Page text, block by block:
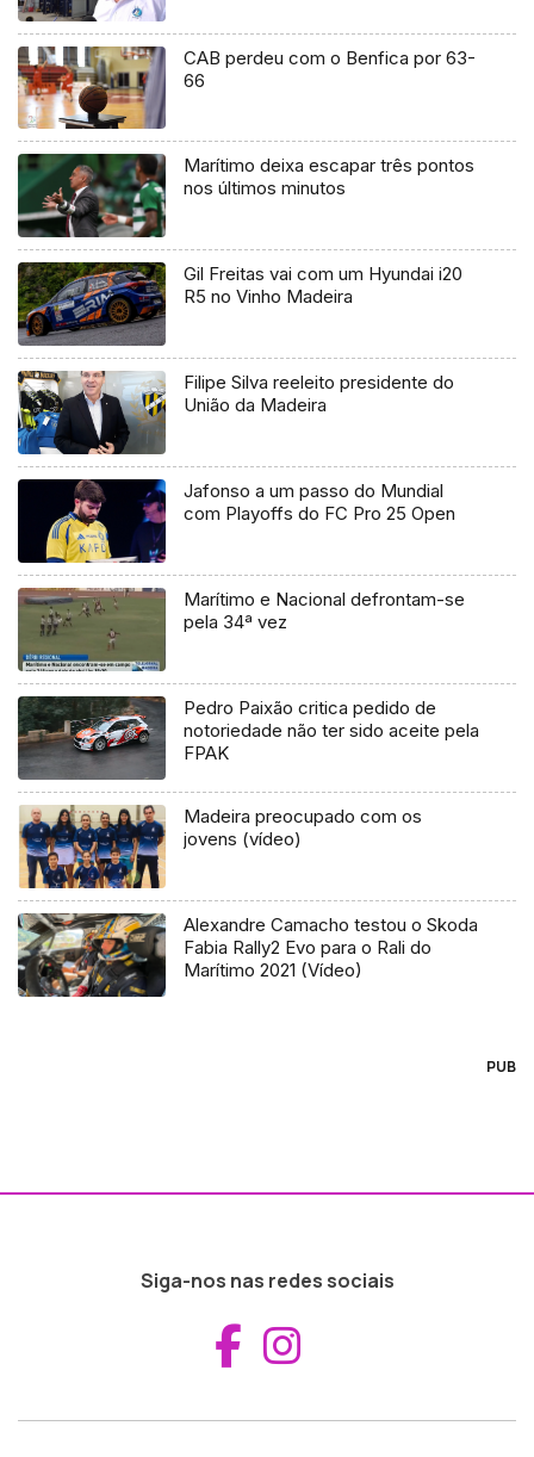
CAB perdeu com o Benfica por 63-
66
Marítimo deixa escapar três pontos
nos últimos minutos
Gil Freitas vai com um Hyundai i20
R5 no Vinho Madeira
Filipe Silva reeleito presidente do
União da Madeira
Jafonso a um passo do Mundial
com Playoffs do FC Pro 25 Open
Marítimo e Nacional defrontam-se
pela 34ª vez
Pedro Paixão critica pedido de
notoriedade não ter sido aceite pela
FPAK
Madeira preocupado com os
jovens (vídeo)
Alexandre Camacho testou o Skoda
Fabia Rally2 Evo para o Rali do
Marítimo 2021 (Vídeo)
PUB
Siga-nos nas redes sociais
Aceder ao